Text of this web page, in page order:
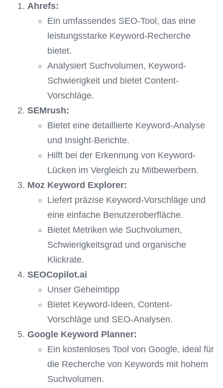
Ahrefs:
Ein umfassendes SEO-Tool, das eine
leistungsstarke Keyword-Recherche
bietet.
Analysiert Suchvolumen, Keyword-
Schwierigkeit und bietet Content-
Vorschläge.
SEMrush:
Bietet eine detaillierte Keyword-Analyse
und Insight-Berichte.
Hilft bei der Erkennung von Keyword-
Lücken im Vergleich zu Mitbewerbern.
Moz Keyword Explorer:
Liefert präzise Keyword-Vorschläge und
eine einfache Benutzeroberfläche.
Bietet Metriken wie Suchvolumen,
Schwierigkeitsgrad und organische
Klickrate.
SEOCopilot.ai
Unser Geheimtipp
Bietet Keyword-Ideen, Content-
Vorschläge und SEO-Analysen.
Google Keyword Planner:
Ein kostenloses Tool von Google, ideal für
die Recherche von Keywords mit hohem
Suchvolumen.